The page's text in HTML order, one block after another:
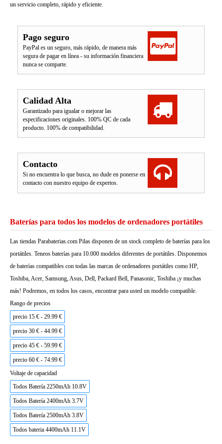
un servicio completo, rápido y eficiente.
Pago seguro
PayPal es un seguro, más rápido, de manera más
segura de pagar en línea - su información financiera
nunca se comparte.
Calidad Alta
Garantizado para igualar o mejorar las
especificaciones originales. 100% QC de cada
producto. 100% de compatibilidad.
Contacto
Si no encuentra lo que busca, no dude en ponerse en
contacto con nuestro equipo de expertos.
Baterías para todos los modelos de ordenadores portátiles
Las tiendas Parabaterias.com Pilas disponen de un stock completo de baterías para los
portátiles. Teneos baterías para 10.000 modelos diferentes de portátiles. Disponemos
de baterías compatibles con todas las marcas de ordenadores portátiles como HP,
Toshiba, Acer, Samsung, Asus, Dell, Packard Bell, Panasonic, Toshiba ¡y muchas
más! Podremos, en todos los casos, encontrar para usted un modelo compatible.
Rango de precios
precio 15 € - 29.99 €
precio 30 € - 44.99 €
precio 45 € - 59.99 €
precio 60 € - 74.99 €
Voltaje de capacidad
Todos Batería 2250mAh 10.8V
Todos Batería 2400mAh 3.7V
Todos Batería 2500mAh 3.8V
Todos bateria 4400mAh 11.1V